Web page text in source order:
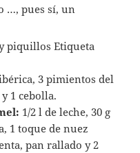
…, pues sí, un
3 pimientos del
1 cebolla.
1/2 l de leche, 30 g
1 toque de nuez
pan rallado y 2